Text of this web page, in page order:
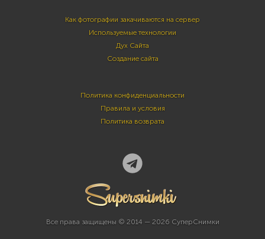
Как фотографии закачиваются на сервер
Используемые технологии
Дух Сайта
Создание сайта
Политика конфиденциальности
Правила и условия
Политика возврата
Все права защищены © 2014 — 2026 СуперСнимки